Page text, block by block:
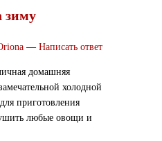
зиму
— Написать ответ
домашняя
холодной
приготовления
любые овощи и